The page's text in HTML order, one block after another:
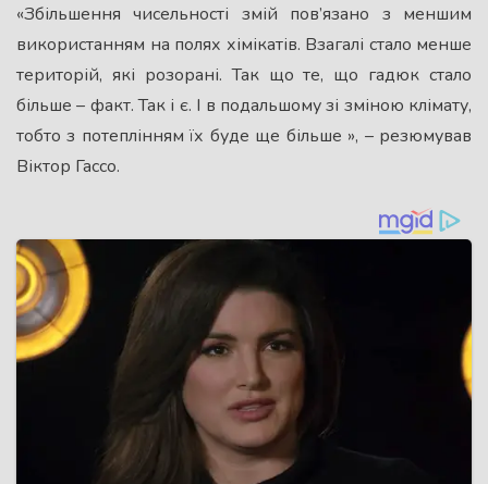
«Збільшення чисельності змій пов’язано з меншим
використанням на полях хімікатів. Взагалі стало менше
територій, які розорані. Так що те, що гадюк стало
більше – факт. Так і є. І в подальшому зі зміною клімату,
тобто з потеплінням їх буде ще більше », – резюмував
Віктор Гассо.